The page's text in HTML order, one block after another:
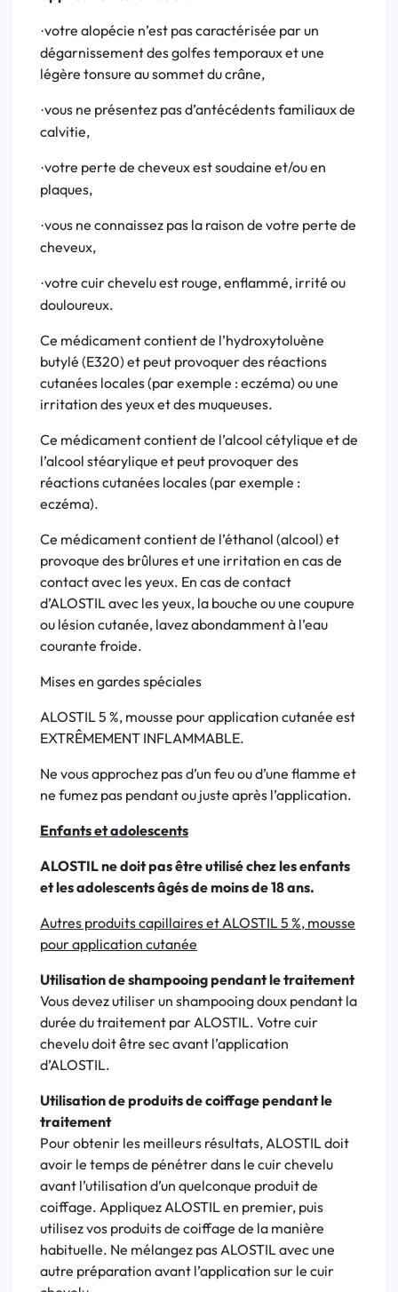
·votre alopécie n’est pas caractérisée par un
dégarnissement des golfes temporaux et une
légère tonsure au sommet du crâne,
·vous ne présentez pas d’antécédents familiaux de
calvitie,
·votre perte de cheveux est soudaine et/ou en
plaques,
·vous ne connaissez pas la raison de votre perte de
cheveux,
·votre cuir chevelu est rouge, enflammé, irrité ou
douloureux.
Ce médicament contient de l’hydroxytoluène
butylé (E320) et peut provoquer des réactions
cutanées locales (par exemple : eczéma) ou une
irritation des yeux et des muqueuses.
Ce médicament contient de l’alcool cétylique et de
l’alcool stéarylique et peut provoquer des
réactions cutanées locales (par exemple :
eczéma).
Ce médicament contient de l’éthanol (alcool) et
provoque des brûlures et une irritation en cas de
contact avec les yeux. En cas de contact
d’ALOSTIL avec les yeux, la bouche ou une coupure
ou lésion cutanée, lavez abondamment à l’eau
courante froide.
Mises en gardes spéciales
ALOSTIL 5 %, mousse pour application cutanée est
EXTRÊMEMENT INFLAMMABLE.
Ne vous approchez pas d’un feu ou d’une flamme et
ne fumez pas pendant ou juste après l’application.
Enfants et adolescents
ALOSTIL ne doit pas être utilisé chez les enfants
et les adolescents âgés de moins de 18 ans.
Autres produits capillaires et ALOSTIL 5 %, mousse
pour application cutanée
Utilisation de shampooing pendant le traitement
Vous devez utiliser un shampooing doux pendant la
durée du traitement par ALOSTIL. Votre cuir
chevelu doit être sec avant l’application
d’ALOSTIL.
Utilisation de produits de coiffage pendant le
traitement
Pour obtenir les meilleurs résultats, ALOSTIL doit
avoir le temps de pénétrer dans le cuir chevelu
avant l’utilisation d’un quelconque produit de
coiffage. Appliquez ALOSTIL en premier, puis
utilisez vos produits de coiffage de la manière
habituelle. Ne mélangez pas ALOSTIL avec une
autre préparation avant l’application sur le cuir